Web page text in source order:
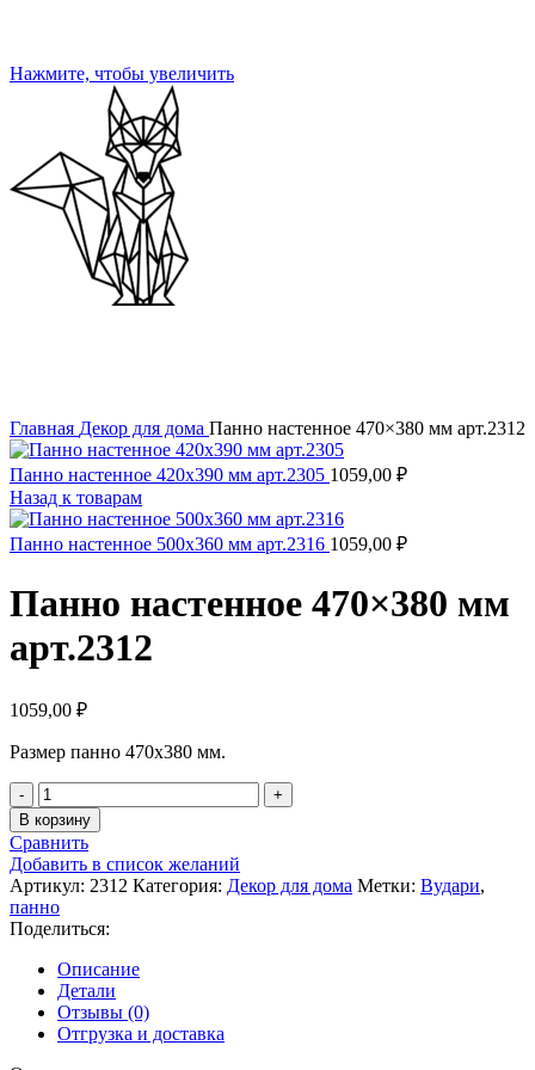
Нажмите, чтобы увеличить
Главная Декор для дома Панно настенное 470×380 мм арт.2312
Панно настенное 420x390 мм арт.2305 1059,00 ₽
Назад к товарам
Панно настенное 500x360 мм арт.2316 1059,00 ₽
Панно настенное 470×380 мм
арт.2312
1059,00 ₽
Размер панно 470х380 мм.
Количество
товара
Панно
настенное
470x380
мм
арт.2312
В корзину
Сравнить
Добавить в список желаний
Артикул: 2312 Категория: Декор для дома Метки: Вудари,
панно
Поделиться:
Описание
Детали
Отзывы (0)
Отгрузка и доставка